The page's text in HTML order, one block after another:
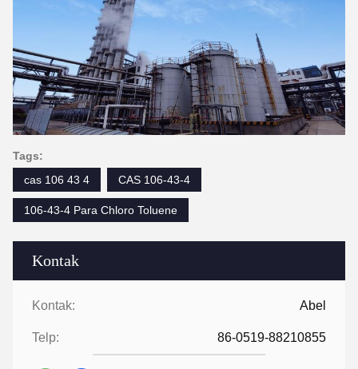
Kontak
Kontak: Abel
Telp: 86-0519-88210855
Tags:
cas 106 43 4
CAS 106-43-4
106-43-4 Para Chloro Toluene